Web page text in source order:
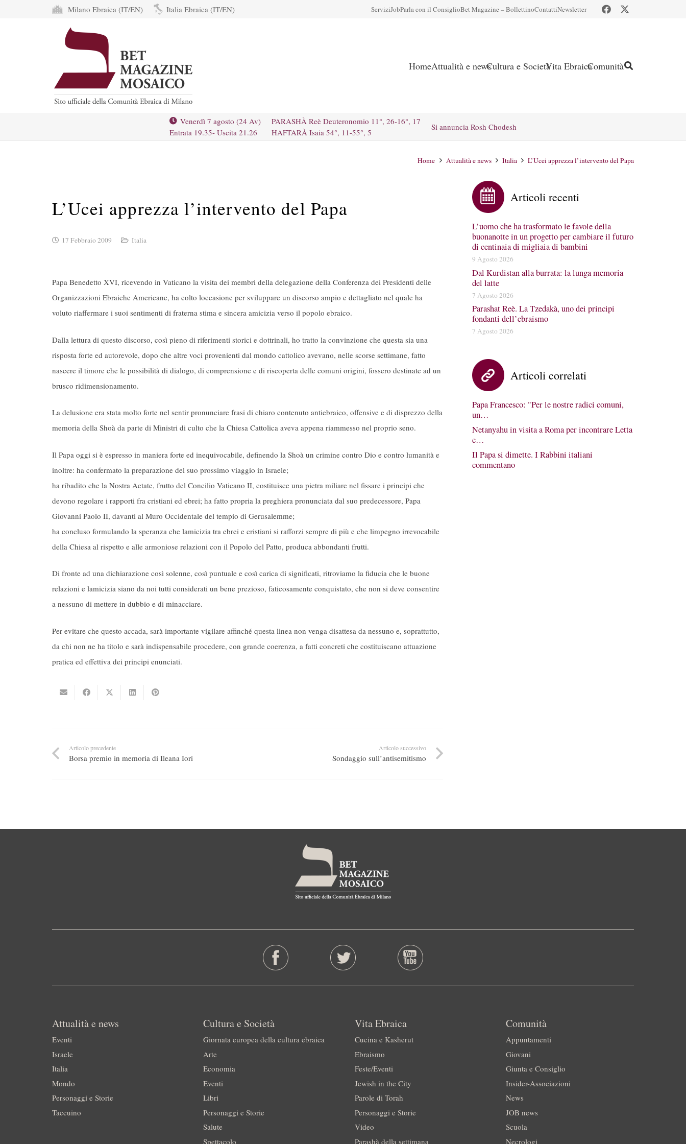
Milano Ebraica (IT/EN) Italia Ebraica (IT/EN) ServiziJobParla con il ConsiglioBet Magazine – BollettinoContattiNewsletter
HomeAttualità e newsCultura e SocietàVita EbraicaComunità
Venerdì 7 agosto (24 Av)
Entrata 19.35- Uscita 21.26
PARASHÀ Reè Deuteronomio 11°, 26-16°, 17
HAFTARÀ Isaia 54°, 11-55°, 5
Si annuncia Rosh Chodesh
Home Attualità e news Italia L’Ucei apprezza l’intervento del Papa
L’Ucei apprezza l’intervento del Papa
17 Febbraio 2009 Italia
Papa Benedetto XVI, ricevendo in Vaticano la visita dei membri della delegazione della Conferenza dei Presidenti delle
Organizzazioni Ebraiche Americane, ha colto loccasione per sviluppare un discorso ampio e dettagliato nel quale ha
voluto riaffermare i suoi sentimenti di fraterna stima e sincera amicizia verso il popolo ebraico.
Dalla lettura di questo discorso, così pieno di riferimenti storici e dottrinali, ho tratto la convinzione che questa sia una
risposta forte ed autorevole, dopo che altre voci provenienti dal mondo cattolico avevano, nelle scorse settimane, fatto
nascere il timore che le possibilità di dialogo, di comprensione e di riscoperta delle comuni origini, fossero destinate ad un
brusco ridimensionamento.
La delusione era stata molto forte nel sentir pronunciare frasi di chiaro contenuto antiebraico, offensive e di disprezzo della
memoria della Shoà da parte di Ministri di culto che la Chiesa Cattolica aveva appena riammesso nel proprio seno.
Il Papa oggi si è espresso in maniera forte ed inequivocabile, definendo la Shoà un crimine contro Dio e contro lumanità e
inoltre: ha confermato la preparazione del suo prossimo viaggio in Israele;
ha ribadito che la Nostra Aetate, frutto del Concilio Vaticano II, costituisce una pietra miliare nel fissare i principi che
devono regolare i rapporti fra cristiani ed ebrei; ha fatto propria la preghiera pronunciata dal suo predecessore, Papa
Giovanni Paolo II, davanti al Muro Occidentale del tempio di Gerusalemme;
ha concluso formulando la speranza che lamicizia tra ebrei e cristiani si rafforzi sempre di più e che limpegno irrevocabile
della Chiesa al rispetto e alle armoniose relazioni con il Popolo del Patto, produca abbondanti frutti.
Di fronte ad una dichiarazione così solenne, così puntuale e così carica di significati, ritroviamo la fiducia che le buone
relazioni e lamicizia siano da noi tutti considerati un bene prezioso, faticosamente conquistato, che non si deve consentire
a nessuno di mettere in dubbio e di minacciare.
Per evitare che questo accada, sarà importante vigilare affinché questa linea non venga disattesa da nessuno e, soprattutto,
da chi non ne ha titolo e sarà indispensabile procedere, con grande coerenza, a fatti concreti che costituiscano attuazione
pratica ed effettiva dei principi enunciati.
Articolo precedente
Borsa premio in memoria di Ileana Iori
Articolo successivo
Sondaggio sull’antisemitismo
Articoli recenti
L’uomo che ha trasformato le favole della
buonanotte in un progetto per cambiare il futuro
di centinaia di migliaia di bambini
9 Agosto 2026
Dal Kurdistan alla burrata: la lunga memoria
del latte
7 Agosto 2026
Parashat Reè. La Tzedakà, uno dei principi
fondanti dell’ebraismo
7 Agosto 2026
Articoli correlati
Papa Francesco: "Per le nostre radici comuni,
un…
Netanyahu in visita a Roma per incontrare Letta
e…
Il Papa si dimette. I Rabbini italiani
commentano
Attualità e news
Eventi
Israele
Italia
Mondo
Personaggi e Storie
Taccuino
Cultura e Società
Giornata europea della cultura ebraica
Arte
Economia
Eventi
Libri
Personaggi e Storie
Salute
Spettacolo
Vita Ebraica
Cucina e Kasherut
Ebraismo
Feste/Eventi
Jewish in the City
Parole di Torah
Personaggi e Storie
Video
Parashà della settimana
Comunità
Appuntamenti
Giovani
Giunta e Consiglio
Insider-Associazioni
News
JOB news
Scuola
Necrologi